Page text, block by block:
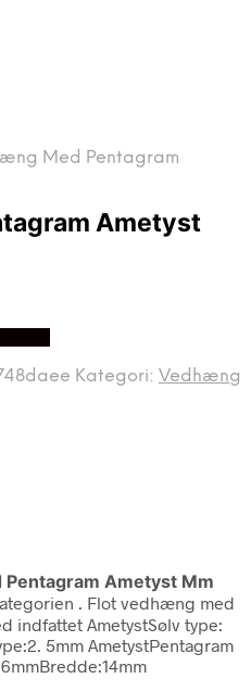
Med Pentagram
Ametyst
Kategori: Vedhæng
Ametyst Mm
. Flot vedhæng med
indfattet AmetystSølv type:
5mm AmetystPentagram